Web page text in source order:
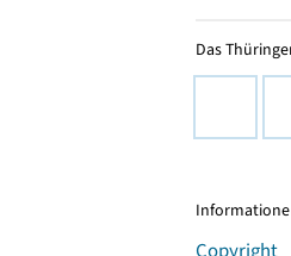
Das
Copyright